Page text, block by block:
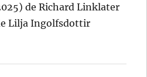
de Richard Linklater
Lilja Ingolfsdottir